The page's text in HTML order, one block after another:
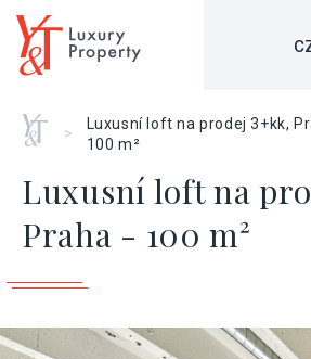
Home
>
Luxusní loft na prodej 3+kk,
100 m²
Luxusní loft na
Praha - 100 m²